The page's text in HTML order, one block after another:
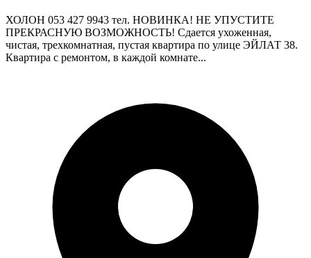
ХОЛОН 053 427 9943 тел. НОВИНКА! НЕ УПУСТИТЕ
ПРЕКРАСНУЮ ВОЗМОЖНОСТЬ! Сдается ухоженная,
чистая, трехкомнатная, пустая квартира по улице ЭЙЛАТ 38.
Квартира с ремонтом, в каждой комнате...